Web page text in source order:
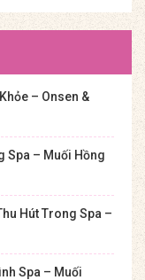
Mua Hàng
– Onsen &
Spa – Muối Hồng
Hút Trong Spa –
Spa – Muối